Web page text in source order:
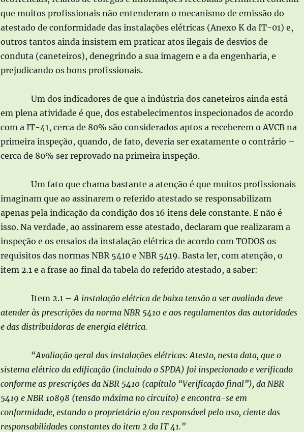
que muitos profissionais não entenderam o mecanismo de emissão do
atestado de conformidade das instalações elétricas (Anexo K da IT-01) e,
outros tantos ainda insistem em praticar atos ilegais de desvios de
conduta (caneteiros), denegrindo a sua imagem e a da engenharia, e
prejudicando os bons profissionais.
Um dos indicadores de que a indústria dos caneteiros ainda está
em plena atividade é que, dos estabelecimentos inspecionados de acordo
com a IT-41, cerca de 80% são considerados aptos a receberem o AVCB na
primeira inspeção, quando, de fato, deveria ser exatamente o contrário –
cerca de 80% ser reprovado na primeira inspeção.
Um fato que chama bastante a atenção é que muitos profissionais
imaginam que ao assinarem o referido atestado se responsabilizam
apenas pela indicação da condição dos 16 itens dele constante. E não é
isso. Na verdade, ao assinarem esse atestado, declaram que realizaram a
inspeção e os ensaios da instalação elétrica de acordo com TODOS os
requisitos das normas NBR 5410 e NBR 5419. Basta ler, com atenção, o
item 2.1 e a frase ao final da tabela do referido atestado, a saber:
Item 2.1 – A instalação elétrica de baixa tensão a ser avaliada deve
atender às prescrições da norma NBR 5410 e aos regulamentos das autoridades
e das distribuidoras de energia elétrica.
“Avaliação geral das instalações elétricas: Atesto, nesta data, que o
sistema elétrico da edificação (incluindo o SPDA) foi inspecionado e verificado
conforme as prescrições da NBR 5410 (capítulo “Verificação final”), da NBR
5419 e NBR 10898 (tensão máxima no circuito) e encontra-se em
conformidade, estando o proprietário e/ou responsável pelo uso, ciente das
responsabilidades constantes do item 2 da IT 41.”